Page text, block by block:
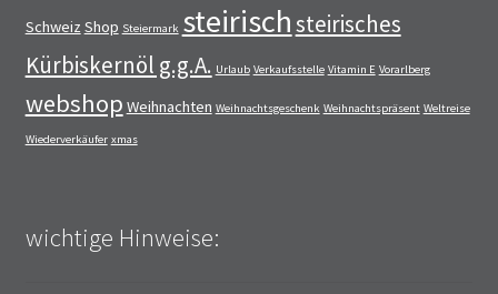
Schweiz Shop Steiermark steirischsteirisches
Kürbiskernöl g.g.A. Urlaub Verkaufsstelle Vitamin E Vorarlberg
webshop Weihnachten Weihnachtsgeschenk Weihnachtspräsent Weltreise
Wiederverkäufer xmas
wichtige Hinweise: